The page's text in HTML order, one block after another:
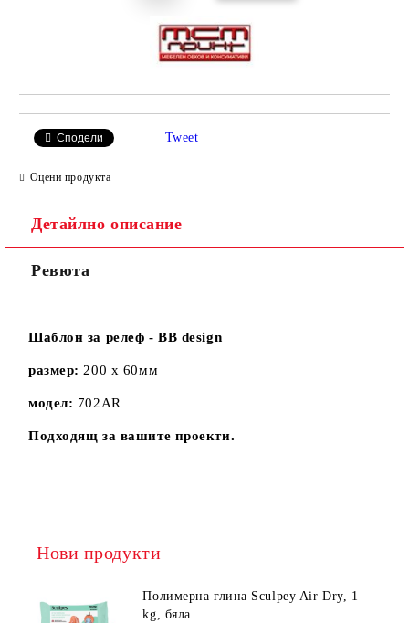
Сподели Tweet
Оцени продукта
Детайлно описание
Ревюта
Шаблон за релеф - BB design
размер: 200 х 60мм
модел: 702AR
Подходящ за вашите проекти.
Нови продукти
Полимерна глина Sculpey Air Dry, 1
kg, бяла